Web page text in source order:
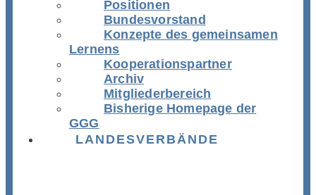
Positionen
Bundesvorstand
Konzepte des gemeinsamen
Lernens
Kooperationspartner
Archiv
Mitgliederbereich
Bisherige Homepage der
GGG
LANDESVERBÄNDE